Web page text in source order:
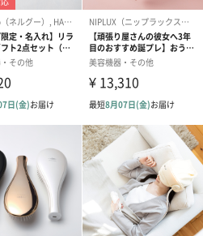
低温」の2種類。高温モードは38～
度で深部までしっかり温めます。
OFFになるオートオフタイマー付
る心配がなく、身も心もリラック
り！いつでも洗えて、常に清潔。